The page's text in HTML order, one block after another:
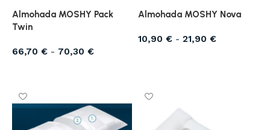
Almohada MOSHY Pack
Twin
66,70 € - 70,30 €
Almohada MOSHY Nova
10,90 € - 21,90 €